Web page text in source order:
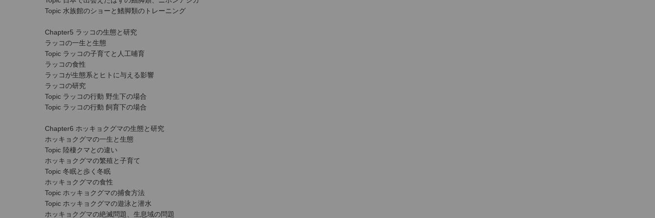
Topic 水族館のショーと鰭脚類のトレーニング
Chapter5 ラッコの生態と研究
ラッコの一生と生態
Topic ラッコの子育てと人工哺育
ラッコの食性
ラッコが生態系とヒトに与える影響
ラッコの研究
Topic ラッコの行動 野生下の場合
Topic ラッコの行動 飼育下の場合
Chapter6 ホッキョクグマの生態と研究
ホッキョクグマの一生と生態
Topic 陸棲クマとの違い
ホッキョクグマの繁殖と子育て
Topic 冬眠と歩く冬眠
ホッキョクグマの食性
Topic ホッキョクグマの捕食方法
Topic ホッキョクグマの遊泳と潜水
ホッキョクグマの絶滅問題、生息域の問題